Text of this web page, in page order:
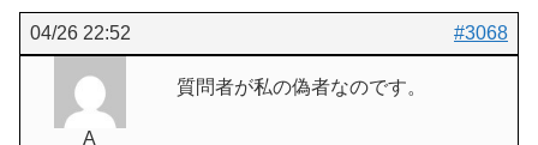
04/26 22:52 #3068
A
質問者が私の偽者なのです。